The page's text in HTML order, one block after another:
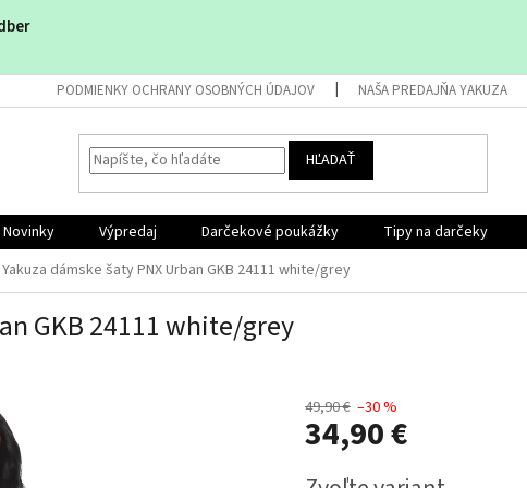
PODMIENKY OCHRANY OSOBNÝCH ÚDAJOV NAŠA PREDAJŇA YAKUZA
HĽADAŤ
Novinky Výpredaj Darčekové poukážky Tipy na darčeky
Yakuza dámske šaty PNX Urban GKB 24111 white/grey
GKB 24111 white/grey
49,90 € –30 %
34,90 €